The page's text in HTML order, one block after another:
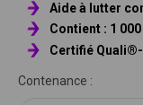
Aide à lutter
Contient : 1
Certifié
Contenance :